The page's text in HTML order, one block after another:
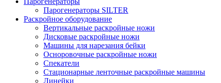
Парогенераторы SILTER
Раскройное оборудование
Вертикальные раскройные ножи
Дисковые раскройные ножи
Машины для нарезания бейки
Осноровочные раскройные ножи
Спекатели
Стационарные ленточные раскройные машины
Линейки